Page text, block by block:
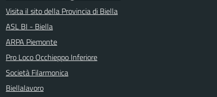
Visita il sito della Provincia di Biella
ASL BI - Biella
ARPA Piemonte
Pro Loco Occhieppo Inferiore
Società Filarmonica
Biellalavoro